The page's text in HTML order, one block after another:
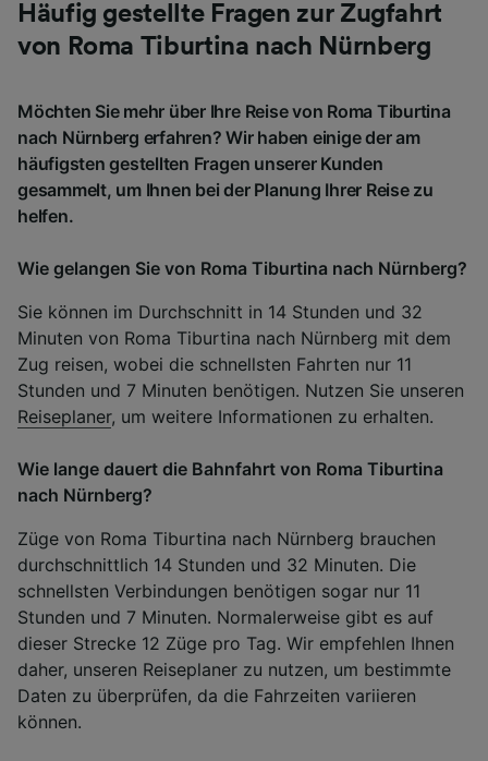
Häufig gestellte Fragen zur Zugfahrt
von Roma Tiburtina nach Nürnberg
Möchten Sie mehr über Ihre Reise von Roma Tiburtina
nach Nürnberg erfahren? Wir haben einige der am
häufigsten gestellten Fragen unserer Kunden
gesammelt, um Ihnen bei der Planung Ihrer Reise zu
helfen.
Wie gelangen Sie von Roma Tiburtina nach Nürnberg?
Sie können im Durchschnitt in 14 Stunden und 32
Minuten von Roma Tiburtina nach Nürnberg mit dem
Zug reisen, wobei die schnellsten Fahrten nur 11
Stunden und 7 Minuten benötigen. Nutzen Sie unseren
Reiseplaner, um weitere Informationen zu erhalten.
Wie lange dauert die Bahnfahrt von Roma Tiburtina
nach Nürnberg?
Züge von Roma Tiburtina nach Nürnberg brauchen
durchschnittlich 14 Stunden und 32 Minuten. Die
schnellsten Verbindungen benötigen sogar nur 11
Stunden und 7 Minuten. Normalerweise gibt es auf
dieser Strecke 12 Züge pro Tag. Wir empfehlen Ihnen
daher, unseren Reiseplaner zu nutzen, um bestimmte
Daten zu überprüfen, da die Fahrzeiten variieren
können.